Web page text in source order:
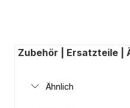
Zubehör | Ersatzteile |
Ähnlich